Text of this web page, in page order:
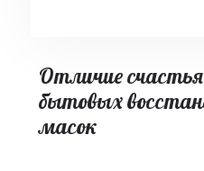
Отличие
бытовых
масок